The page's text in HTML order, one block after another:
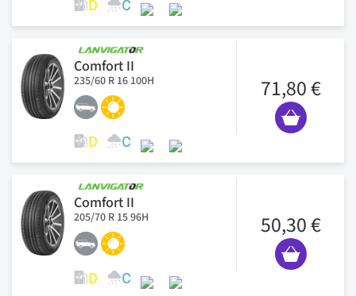
Comfort II
235/60 R 16 100H 71,80 €
Comfort II
205/70 R 15 96H 50,30 €